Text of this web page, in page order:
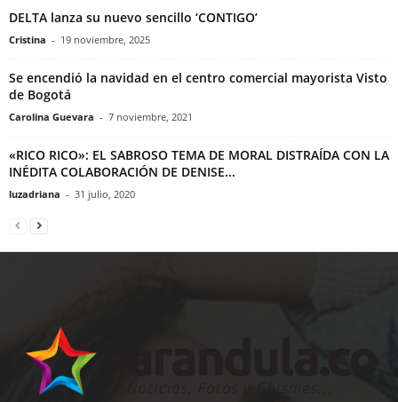
DELTA lanza su nuevo sencillo ‘CONTIGO’
Cristina - 19 noviembre, 2025
Se encendió la navidad en el centro comercial mayorista Visto
de Bogotá
Carolina Guevara - 7 noviembre, 2021
«RICO RICO»: EL SABROSO TEMA DE MORAL DISTRAÍDA CON LA
INÉDITA COLABORACIÓN DE DENISE...
luzadriana - 31 julio, 2020